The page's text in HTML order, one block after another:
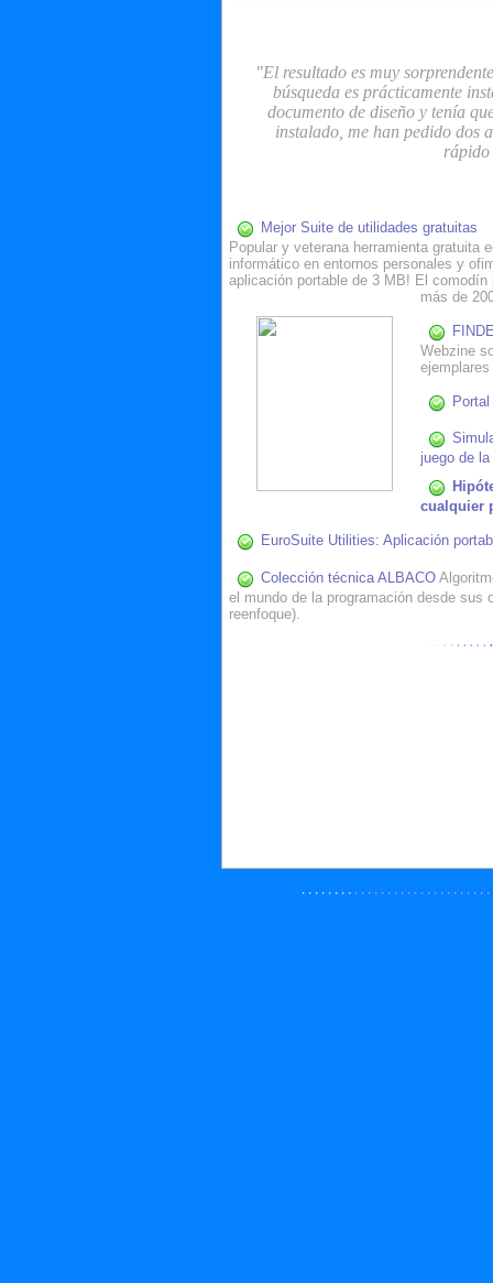
"El resultado es muy
búsqueda es prácticamente
documento de diseño y tenía
instalado, me han pedido dos
rápido
Mejor Suite de utilidades gratuitas
Popular y veterana herramienta gratuita
informático en entornos personales y
aplicación portable de 3 MB! El
más de
Webzine
juego de la
cualquier
EuroSuite Utilities: Aplicación
Colección técnica ALBACO
el mundo de la programación desde sus
reenfoque).
· · · · · · ·
· · · · · · · · · · · · · · · · · · · · · · · · · · · · ·